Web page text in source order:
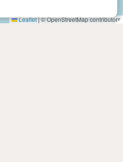
Leaflet|© OpenStreetMap contributors